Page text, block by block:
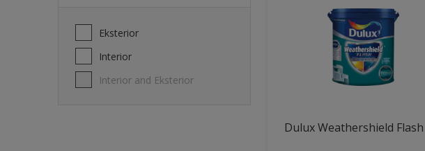
Eksterior
Interior
Interior and Eksterior
Dulux Weathershield Flash